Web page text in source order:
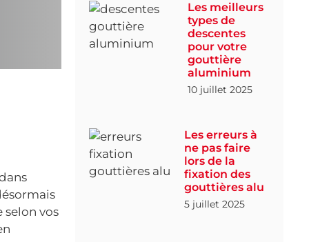
selon vos
Les meilleurs
types de
descentes
pour votre
gouttière
aluminium
10 juillet 2025
Les erreurs à
ne pas faire
lors de la
fixation des
gouttières alu
5 juillet 2025